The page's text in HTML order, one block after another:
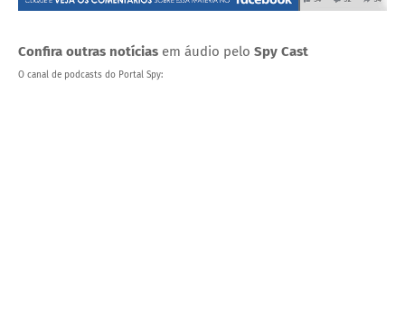
Confira outras notícias em áudio pelo Spy Cast
O canal de podcasts do Portal Spy: